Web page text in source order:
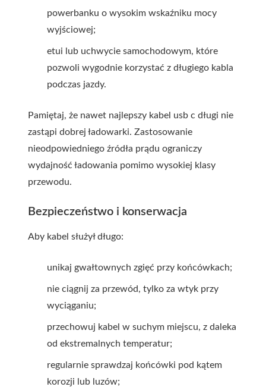
powerbanku o wysokim wskaźniku mocy
wyjściowej;
etui lub uchwycie samochodowym, które
pozwoli wygodnie korzystać z długiego kabla
podczas jazdy.
Pamiętaj, że nawet najlepszy kabel usb c długi nie
zastąpi dobrej ładowarki. Zastosowanie
nieodpowiedniego źródła prądu ograniczy
wydajność ładowania pomimo wysokiej klasy
przewodu.
Bezpieczeństwo i konserwacja
Aby kabel służył długo:
unikaj gwałtownych zgięć przy końcówkach;
nie ciągnij za przewód, tylko za wtyk przy
wyciąganiu;
przechowuj kabel w suchym miejscu, z daleka
od ekstremalnych temperatur;
regularnie sprawdzaj końcówki pod kątem
korozji lub luzów;